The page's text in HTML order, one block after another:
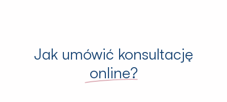
Jak umówić konsultację
online?